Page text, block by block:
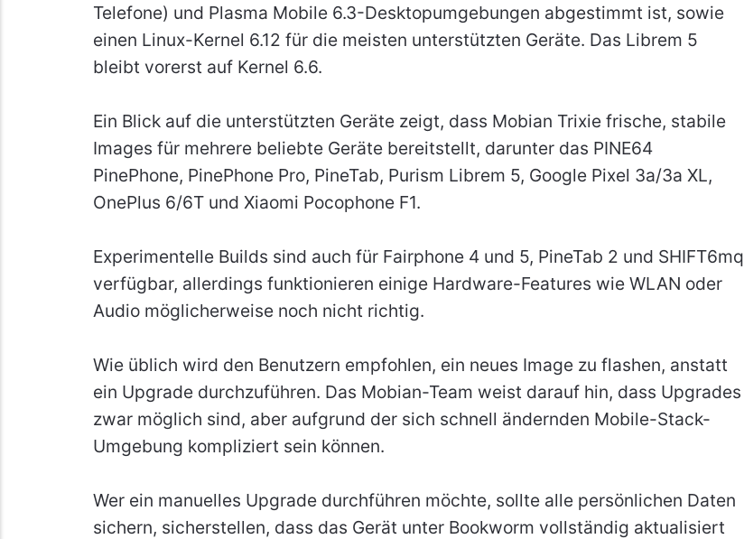
Telefone) und Plasma Mobile 6.3-Desktopumgebungen abgestimmt ist, sowie
einen Linux-Kernel 6.12 für die meisten unterstützten Geräte. Das Librem 5
bleibt vorerst auf Kernel 6.6.
Ein Blick auf die unterstützten Geräte zeigt, dass Mobian Trixie frische, stabile
Images für mehrere beliebte Geräte bereitstellt, darunter das PINE64
PinePhone, PinePhone Pro, PineTab, Purism Librem 5, Google Pixel 3a/3a XL,
OnePlus 6/6T und Xiaomi Pocophone F1.
Experimentelle Builds sind auch für Fairphone 4 und 5, PineTab 2 und SHIFT6mq
verfügbar, allerdings funktionieren einige Hardware-Features wie WLAN oder
Audio möglicherweise noch nicht richtig.
Wie üblich wird den Benutzern empfohlen, ein neues Image zu flashen, anstatt
ein Upgrade durchzuführen. Das Mobian-Team weist darauf hin, dass Upgrades
zwar möglich sind, aber aufgrund der sich schnell ändernden Mobile-Stack-
Umgebung kompliziert sein können.
Wer ein manuelles Upgrade durchführen möchte, sollte alle persönlichen Daten
sichern, sicherstellen, dass das Gerät unter Bookworm vollständig aktualisiert